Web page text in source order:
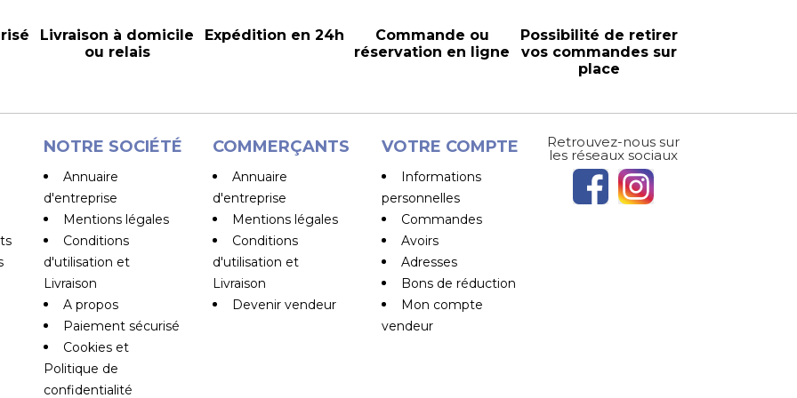
Livraison à domicile
ou relais
Expédition en 24h
Commande ou
réservation en ligne
Possibilité de retirer
vos commandes sur
place
NOTRE SOCIÉTÉ
Annuaire
d'entreprise
Mentions légales
Conditions
d'utilisation et
Livraison
A propos
Paiement sécurisé
Cookies et
Politique de
confidentialité
COMMERÇANTS
Annuaire
d'entreprise
Mentions légales
Conditions
d'utilisation et
Livraison
Devenir vendeur
VOTRE COMPTE
Informations
personnelles
Commandes
Avoirs
Adresses
Bons de réduction
Mon compte
vendeur
Retrouvez-nous sur
les réseaux sociaux